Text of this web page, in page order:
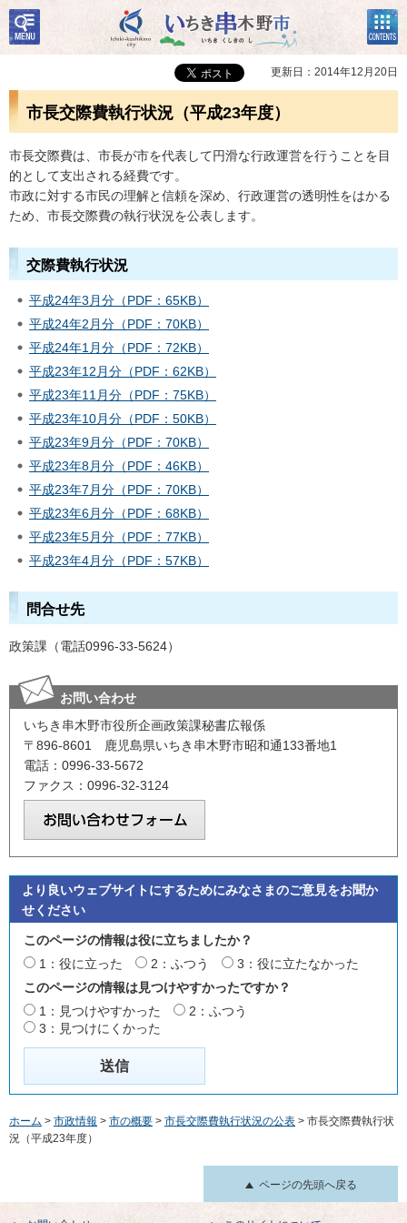
いちき串木野市
検
索・
共通
コン
テン
ツメ
ニュ
更新日：2014年12月20日
市長交際費執行状況（平成23年度）
市長交際費は、市長が市を代表して円滑な行政運営を行うことを目
的として支出される経費です。
市政に対する市民の理解と信頼を深め、行政運営の透明性をはかる
ため、市長交際費の執行状況を公表します。
交際費執行状況
平成24年3月分（PDF：65KB）
平成24年2月分（PDF：70KB）
平成24年1月分（PDF：72KB）
平成23年12月分（PDF：62KB）
平成23年11月分（PDF：75KB）
平成23年10月分（PDF：50KB）
平成23年9月分（PDF：70KB）
平成23年8月分（PDF：46KB）
平成23年7月分（PDF：70KB）
平成23年6月分（PDF：68KB）
平成23年5月分（PDF：77KB）
平成23年4月分（PDF：57KB）
問合せ先
政策課（電話0996-33-5624）
お問い合わせ
いちき串木野市役所企画政策課秘書広報係
〒896-8601 鹿児島県いちき串木野市昭和通133番地1
電話：0996-33-5672
ファクス：0996-32-3124
より良いウェブサイトにするためにみなさまのご意見をお聞か
せください
このページの情報は役に立ちましたか？
1：役に立った
2：ふつう
3：役に立たなかった
このページの情報は見つけやすかったですか？
1：見つけやすかった
2：ふつう
3：見つけにくかった
ホーム > 市政情報 > 市の概要 > 市長交際費執行状況の公表 > 市長交際費執行状
況（平成23年度）
ページの先頭へ戻る